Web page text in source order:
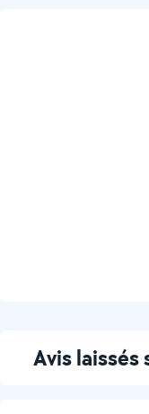
Avis laissés